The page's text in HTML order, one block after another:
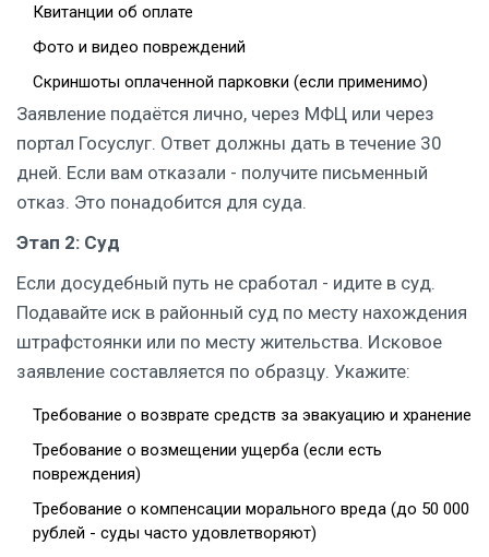
Квитанции об оплате
Фото и видео повреждений
Скриншоты оплаченной парковки (если применимо)
Заявление подаётся лично, через МФЦ или через
портал Госуслуг. Ответ должны дать в течение 30
дней. Если вам отказали - получите письменный
отказ. Это понадобится для суда.
Этап 2: Суд
Если досудебный путь не сработал - идите в суд.
Подавайте иск в районный суд по месту нахождения
штрафстоянки или по месту жительства. Исковое
заявление составляется по образцу. Укажите:
Требование о возврате средств за эвакуацию и хранение
Требование о возмещении ущерба (если есть
повреждения)
Требование о компенсации морального вреда (до 50 000
рублей - суды часто удовлетворяют)